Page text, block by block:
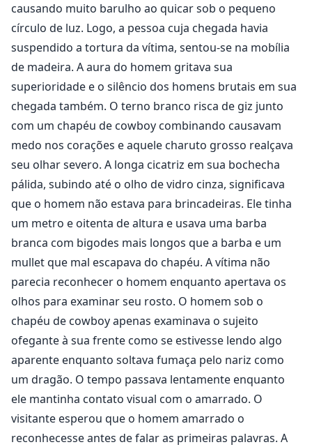
causando muito barulho ao quicar sob o pequeno
círculo de luz. Logo, a pessoa cuja chegada havia
suspendido a tortura da vítima, sentou-se na mobília
de madeira. A aura do homem gritava sua
superioridade e o silêncio dos homens brutais em sua
chegada também. O terno branco risca de giz junto
com um chapéu de cowboy combinando causavam
medo nos corações e aquele charuto grosso realçava
seu olhar severo. A longa cicatriz em sua bochecha
pálida, subindo até o olho de vidro cinza, significava
que o homem não estava para brincadeiras. Ele tinha
um metro e oitenta de altura e usava uma barba
branca com bigodes mais longos que a barba e um
mullet que mal escapava do chapéu. A vítima não
parecia reconhecer o homem enquanto apertava os
olhos para examinar seu rosto. O homem sob o
chapéu de cowboy apenas examinava o sujeito
ofegante à sua frente como se estivesse lendo algo
aparente enquanto soltava fumaça pelo nariz como
um dragão. O tempo passava lentamente enquanto
ele mantinha contato visual com o amarrado. O
visitante esperou que o homem amarrado o
reconhecesse antes de falar as primeiras palavras. A